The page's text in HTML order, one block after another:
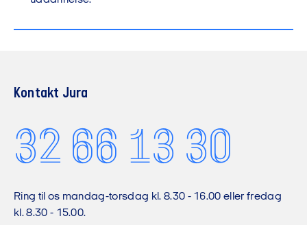
Kontakt Jura
32 66 13 30
Ring til os mandag-torsdag kl. 8.30 - 16.00 eller fredag
kl. 8.30 - 15.00.